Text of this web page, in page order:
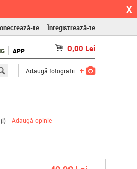
X
te Înregistrează-te
APP 0,00 Lei
Adaugă fotografii
) Adaugă opinie